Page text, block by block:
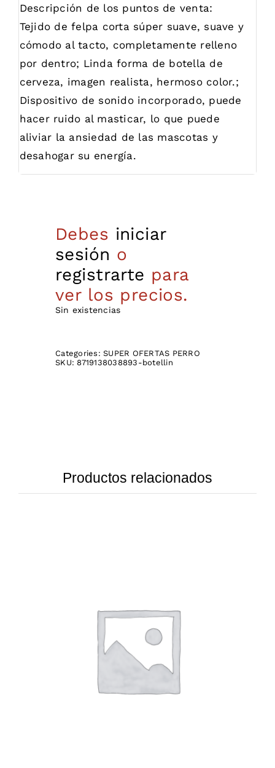
Descripción de los puntos de venta:
Tejido de felpa corta súper suave, suave y
cómodo al tacto, completamente relleno
por dentro; Linda forma de botella de
cerveza, imagen realista, hermoso color.;
Dispositivo de sonido incorporado, puede
hacer ruido al masticar, lo que puede
aliviar la ansiedad de las mascotas y
desahogar su energía.
Debes iniciar
sesión o
registrarte para
ver los precios.
Sin existencias
Categories:SUPER OFERTAS PERRO
SKU: 8719138038893-botellin
Productos relacionados
DETAILS